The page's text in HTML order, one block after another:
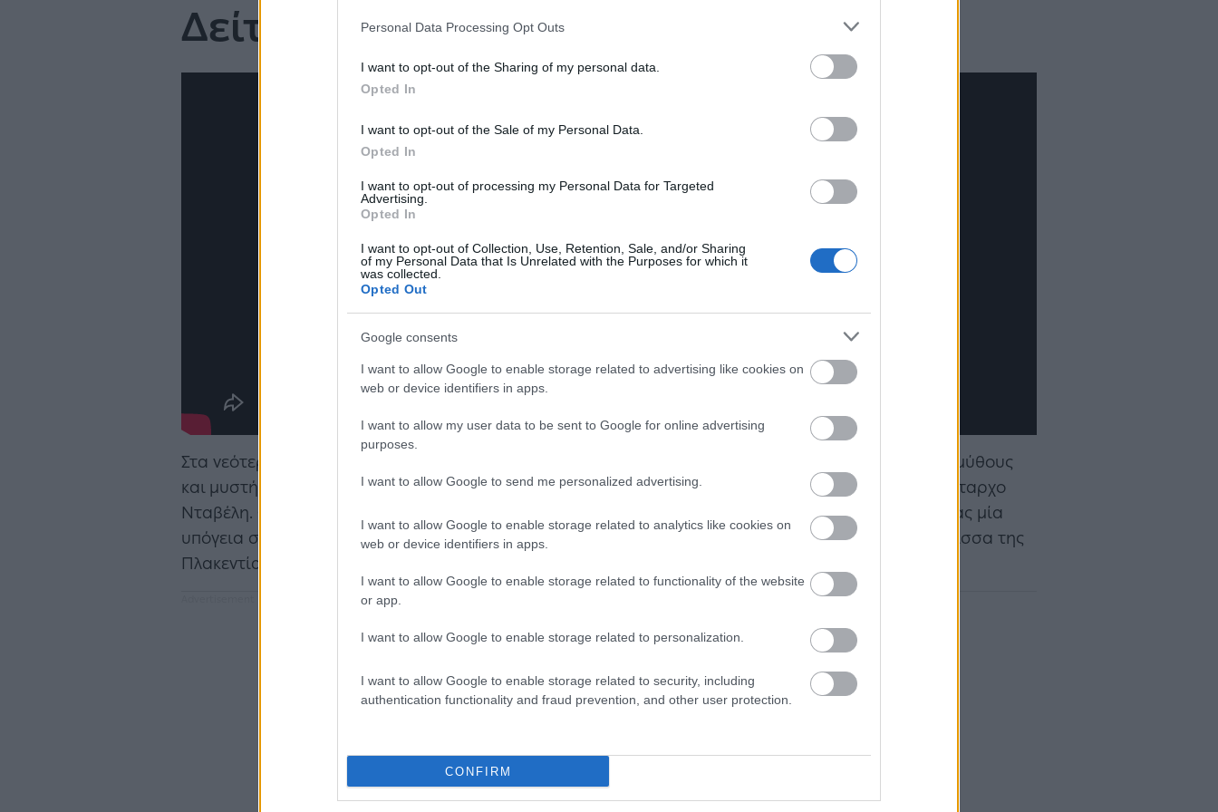
Personal Data Processing Opt Outs
I want to opt-out of the Sharing of my personal data.
Opted In
I want to opt-out of the Sale of my Personal Data.
Opted In
I want to opt-out of processing my Personal Data for Targeted
Advertising.
Opted In
I want to opt-out of Collection, Use, Retention, Sale, and/or Sharing
of my Personal Data that Is Unrelated with the Purposes for which it
was collected.
Opted Out
Google consents
I want to allow Google to enable storage related to advertising like cookies on
web or device identifiers in apps.
I want to allow my user data to be sent to Google for online advertising
purposes.
I want to allow Google to send me personalized advertising.
I want to allow Google to enable storage related to analytics like cookies on
web or device identifiers in apps.
I want to allow Google to enable storage related to functionality of the website
or app.
I want to allow Google to enable storage related to personalization.
I want to allow Google to enable storage related to security, including
authentication functionality and fraud prevention, and other user protection.
CONFIRM
Δείτε εικόνες που κατέγραψε drone:
Στα νεότερα χρόνια η φήμη της σπηλιάς άρχισε να εξαπλώνεται και να συσχετίζεται με διάφορους μύθους
και μυστήρια τον 19ο αιώνα όταν η σπηλιά χρησιμοποιήθηκε ως καταφύγιο από τον περιβόητο λήσταρχο
Νταβέλη. Φημολογείται ότι ο Νταβέλης κρυβόταν εδώ καθώς είχε ανακαλύψει στο βάθος της σπηλιάς μία
υπόγεια στοά που οδηγούσε στο παλάτι της αγαπημένης του Σοφί ντε Μαρμπουά Λεμπρέν, τη Δούκισσα της
Πλακεντίας.